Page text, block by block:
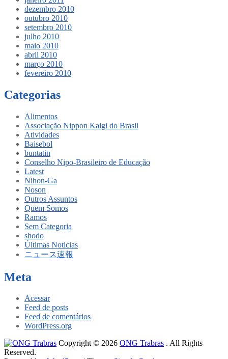
dezembro 2010
outubro 2010
setembro 2010
julho 2010
maio 2010
abril 2010
março 2010
fevereiro 2010
Categorias
Alimentos
Associação Nippon Kaigi do Brasil
Atividades
Baisebol
buntatin
Conselho Nipo-Brasileiro de Educação
Latest
Nihon-Ga
Noson
Outros Assuntos
Quem Somos
Ramos
Sem Categoria
shodo
Últimas Noticias
ニュース速報
Meta
Acessar
Feed de posts
Feed de comentários
WordPress.org
Copyright © 2026 ONG Trabras . All Rights
Reserved.